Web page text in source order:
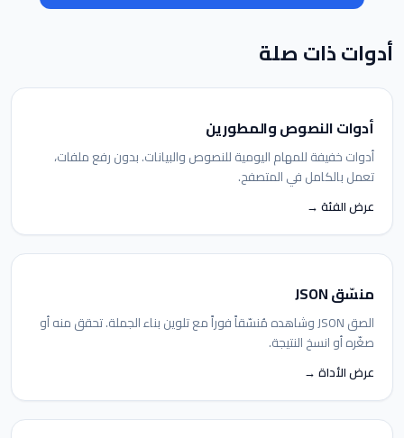
أدوات ذات صلة
أدوات النصوص والمطورين
أدوات خفيفة للمهام اليومية للنصوص والبيانات. بدون رفع ملفات،
تعمل بالكامل في المتصفح.
عرض الفئة →
منسّق JSON
الصق JSON وشاهده مُنسّقاً فوراً مع تلوين بناء الجملة. تحقق منه أو
صغّره أو انسخ النتيجة.
عرض الأداة →